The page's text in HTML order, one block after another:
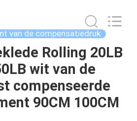
van de compensatiedruk
Rolling 20LB
wit van de
compenseerde
90CM 100CM